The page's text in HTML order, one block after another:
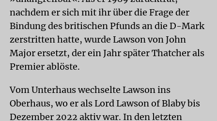
nachdem er sich mit ihr über die Frage der
Bindung des britischen Pfunds an die D-Mark
zerstritten hatte, wurde Lawson von John
Major ersetzt, der ein Jahr später Thatcher als
Premier ablöste.
Vom Unterhaus wechselte Lawson ins
Oberhaus, wo er als Lord Lawson of Blaby bis
Dezember 2022 aktiv war. In den letzten